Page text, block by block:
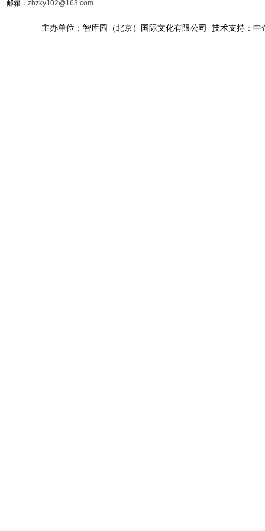
邮箱： zhzky102@163.com
主办单位：智库园（北京）国际文化有限公司 技术支持：